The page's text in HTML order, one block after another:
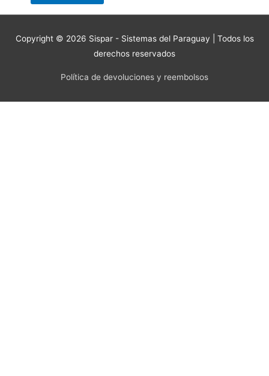
Copyright © 2026 Sispar - Sistemas del Paraguay | Todos los
derechos reservados
Política de devoluciones y reembolsos